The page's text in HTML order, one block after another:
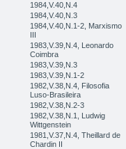
1984,V.40,N.4
1984,V.40,N.3
1984,V.40,N.1-2, Marxismo
III
1983,V.39,N.4, Leonardo
Coimbra
1983,V.39,N.3
1983,V.39,N.1-2
1982,V.38,N.4, Filosofia
Luso-Brasileira
1982,V.38,N.2-3
1982,V.38,N.1, Ludwig
Wittgenstein
1981,V.37,N.4, Theillard de
Chardin II